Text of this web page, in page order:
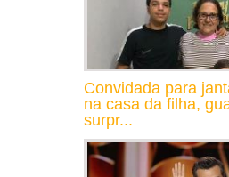
Convidada para
na casa da filha,
surpr...